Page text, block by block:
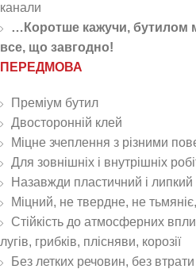
канали
…Коротше кажучи, бутилом
все, що завгодно!
ПЕРЕДМОВА
Преміум бутил
Двосторонній клей
Міцне зчеплення з різними
Для зовнішніх і внутрішніх
Назавжди пластичний і липкий
Міцний, не твердне, не
Стійкість до атмосферних
лугів, грибків, плісняви, корозії
Без летких речовин, без